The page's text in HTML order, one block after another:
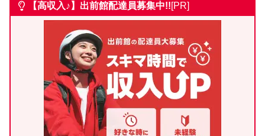
【高収入♪】出前館配達員募集中!![PR]